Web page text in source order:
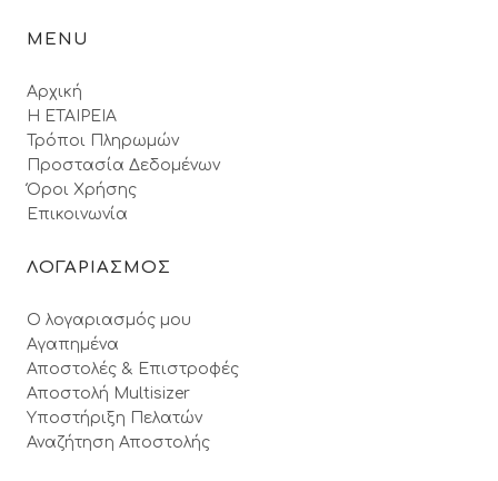
MENU
Αρχική
Η ΕΤΑΙΡΕΙΑ
Τρόποι Πληρωμών
Προστασία Δεδομένων
Όροι Xρήσης
Επικοινωνία
ΛΟΓΑΡΙΑΣΜΟΣ
Ο λογαριασμός μου
Αγαπημένα
Αποστολές & Επιστροφές
Αποστολή Multisizer
Υποστήριξη Πελατών
Αναζήτηση Αποστολής